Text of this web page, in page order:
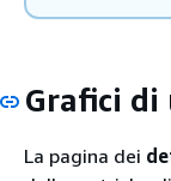
Grafici
La pagina dei